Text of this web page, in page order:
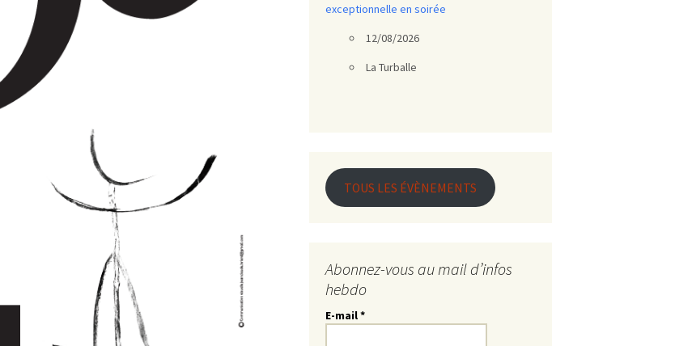
exceptionnelle en soirée
12/08/2026
La Turballe
TOUS LES ÉVÈNEMENTS
Abonnez-vous au mail d’infos
hebdo
E-mail*